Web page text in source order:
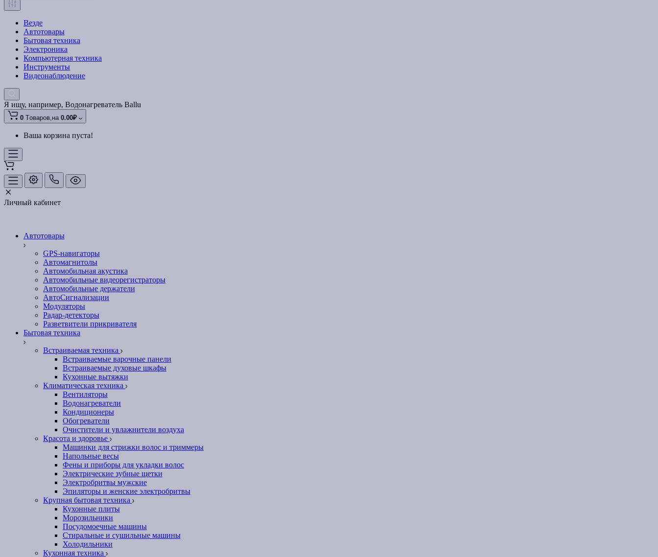
Везде
Автотовары
Бытовая техника
Электроника
Компьютерная техника
Инструменты
Видеонаблюдение
Я ищу, например, Водонагреватель Ballu
0 Tоваров,на 0.00₽
Ваша корзина пуста!
Личный кабинет
Автотовары
GPS-навигаторы
Автомагнитолы
Автомобильная акустика
Автомобильные видеорегистраторы
Автомобильные держатели
АвтоСигнализации
Модуляторы
Радар-детекторы
Разветвители прикривателя
Бытовая техника
Встраиваемая техника
Встраиваемые варочные панели
Встраиваемые духовые шкафы
Кухонные вытяжки
Климатическая техника
Вентиляторы
Водонагреватели
Кондиционеры
Обогреватели
Очистители и увлажнители воздуха
Красота и здоровье
Машинки для стрижки волос и триммеры
Напольные весы
Фены и приборы для укладки волос
Электрические зубные щетки
Электробритвы мужские
Эпиляторы и женские электробритвы
Крупная бытовая техника
Кухонные плиты
Морозильники
Посудомоечные машины
Стиральные и сушильные машины
Холодильники
Кухонная техника